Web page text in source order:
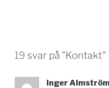
19 svar på ”Kontakt”
Inger